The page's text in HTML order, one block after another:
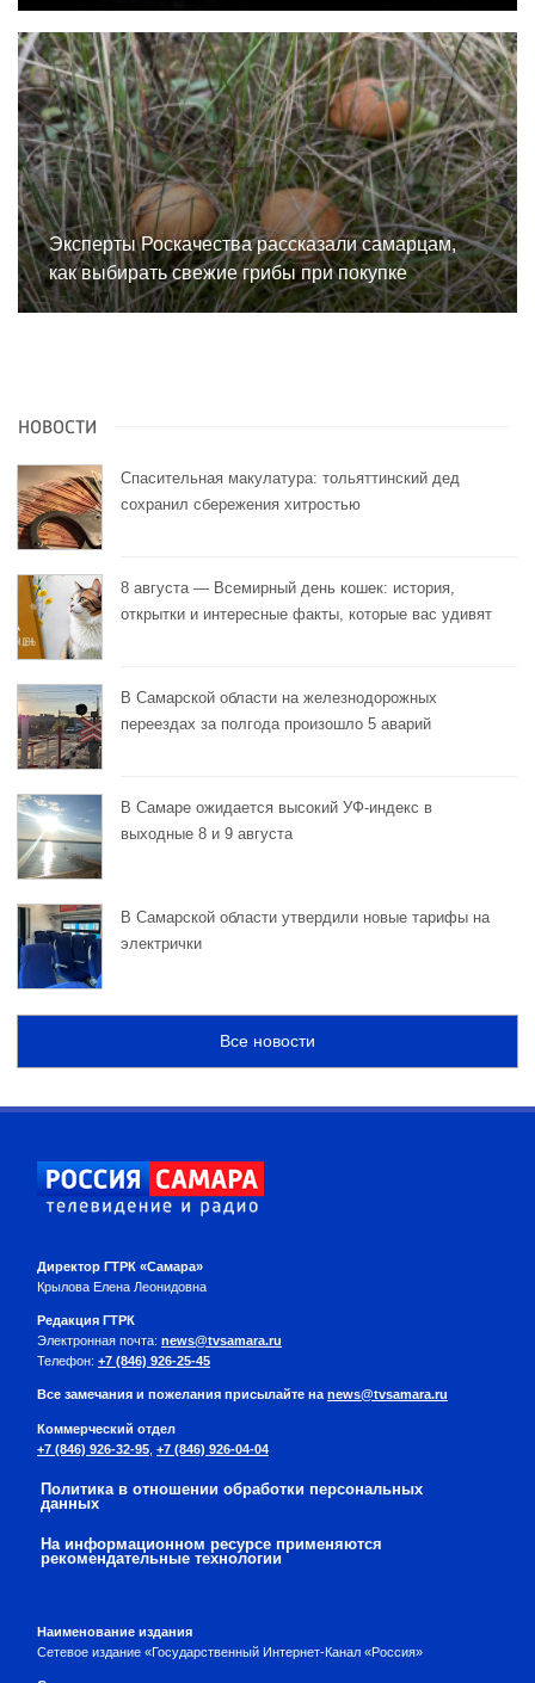
Эксперты Роскачества рассказали самарцам,
как выбирать свежие грибы при покупке
НОВОСТИ
Спасительная макулатура: тольяттинский дед
сохранил сбережения хитростью
8 августа — Всемирный день кошек: история,
открытки и интересные факты, которые вас удивят
В Самарской области на железнодорожных
переездах за полгода произошло 5 аварий
В Самаре ожидается высокий УФ-индекс в
выходные 8 и 9 августа
В Самарской области утвердили новые тарифы на
электрички
Все новости
Директор ГТРК «Самара»
Крылова Елена Леонидовна
Редакция ГТРК
Электронная почта: news@tvsamara.ru
Телефон: +7 (846) 926-25-45
Все замечания и пожелания присылайте на news@tvsamara.ru
Коммерческий отдел
+7 (846) 926-32-95 +7 (846) 926-04-04
Политика в отношении обработки персональных
данных
На информационном ресурсе применяются
рекомендательные технологии
Наименование издания
Сетевое издание «Государственный Интернет-Канал «Россия»